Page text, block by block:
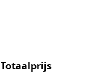
Totaalprijs